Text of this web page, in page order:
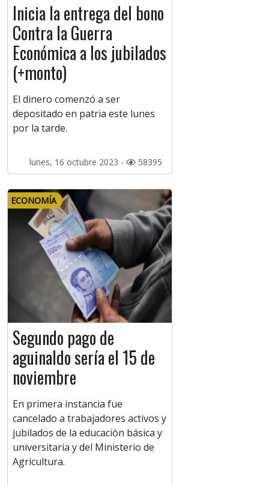
Inicia la entrega del bono
Contra la Guerra
Económica a los jubilados
(+monto)
El dinero comenzó a ser
depositado en patria este lunes
por la tarde.
lunes, 16 octubre 2023 - 58395
ECONOMÍA
Segundo pago de
aguinaldo sería el 15 de
noviembre
En primera instancia fue
cancelado a trabajadores activos y
jubilados de la educación básica y
universitaria y del Ministerio de
Agricultura.